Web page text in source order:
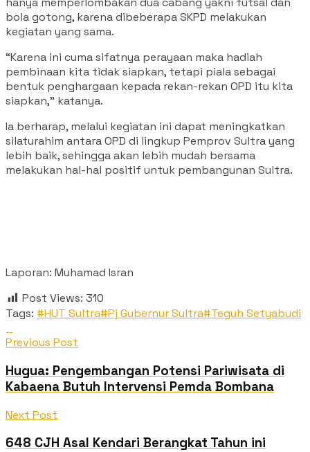
bola gotong, karena dibeberapa SKPD melakukan
kegiatan yang sama.
“Karena ini cuma sifatnya perayaan maka hadiah
pembinaan kita tidak siapkan, tetapi piala sebagai
bentuk penghargaan kepada rekan-rekan OPD itu kita
siapkan,” katanya.
Ia berharap, melalui kegiatan ini dapat meningkatkan
silaturahim antara OPD di lingkup Pemprov Sultra yang
lebih baik, sehingga akan lebih mudah bersama
melakukan hal-hal positif untuk pembangunan Sultra.
Laporan: Muhamad Isran
Post Views: 310
Tags: #HUT Sultra#Pj Gubernur Sultra#Teguh Setyabudi
Previous Post
Hugua: Pengembangan Potensi Pariwisata di
Kabaena Butuh Intervensi Pemda Bombana
Next Post
648 CJH Asal Kendari Berangkat Tahun ini